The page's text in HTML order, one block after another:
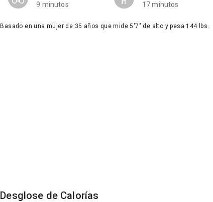
9 minutos 17 minutos
Basado en una mujer de 35 años que mide 5'7" de alto y pesa 144 lbs.
Desglose de Calorías